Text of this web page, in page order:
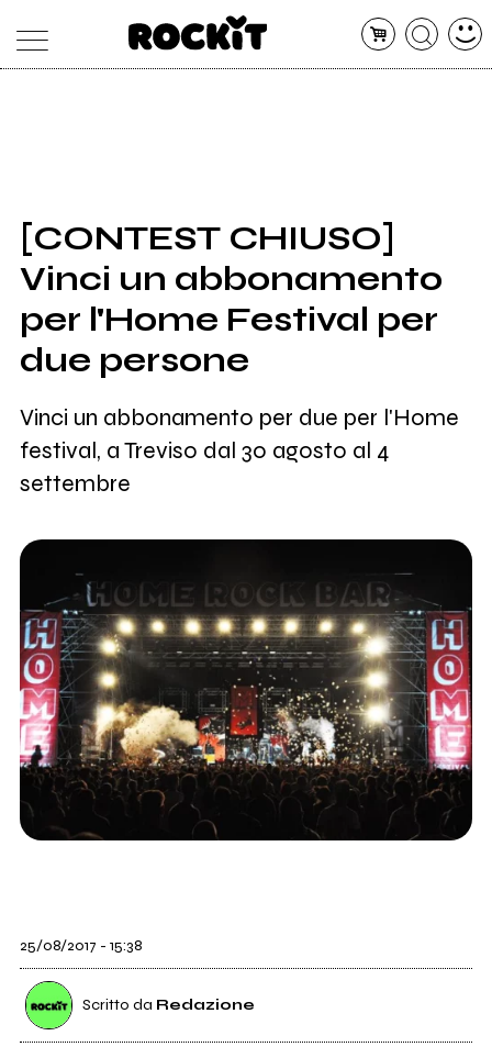
SHOP
RADIO
[CONTEST CHIUSO]
Vinci un abbonamento
per l'Home Festival per
due persone
Vinci un abbonamento per due per l'Home
festival, a Treviso dal 30 agosto al 4
settembre
25/08/2017 - 15:38
Scritto da Redazione